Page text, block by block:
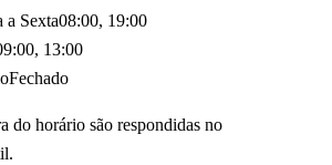
a Sexta08:00, 19:00
13:00
Fechado
do horário são respondidas no